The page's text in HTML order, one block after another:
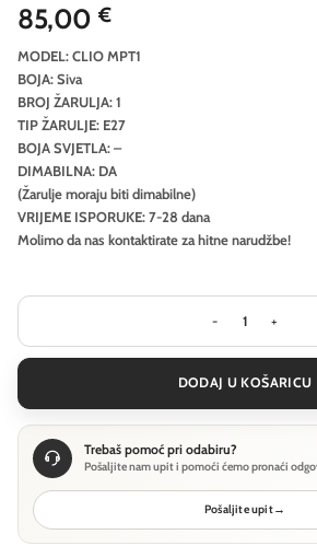
85,00 €
MODEL: CLIO MPT1
BOJA: Siva
BROJ ŽARULJA: 1
TIP ŽARULJE: E27
BOJA SVJETLA: –
DIMABILNA: DA
(Žarulje moraju biti dimabilne)
VRIJEME ISPORUKE: 7-28 dana
Molimo da nas kontaktirate za hitne narudžbe!
Pejzažna
DODAJ U KOŠARICU
Trebaš pomoć pri odabiru?
Pošaljite nam upit i pomoći ćemo pronaći
Pošaljite upit→